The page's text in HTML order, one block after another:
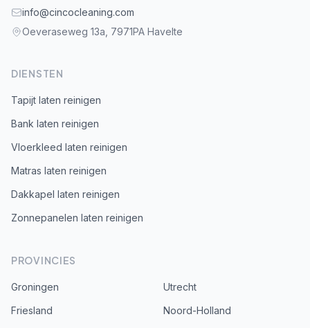
info@cincocleaning.com
Oeveraseweg 13a, 7971PA Havelte
DIENSTEN
Tapijt laten reinigen
Bank laten reinigen
Vloerkleed laten reinigen
Matras laten reinigen
Dakkapel laten reinigen
Zonnepanelen laten reinigen
PROVINCIES
Groningen
Friesland
Utrecht
Noord-Holland